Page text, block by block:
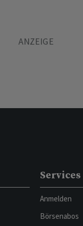
Services
Anmelden
Börsenabos